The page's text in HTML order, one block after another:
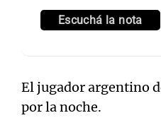
Escuchá la nota
El jugador argentino
por la noche.
Notas